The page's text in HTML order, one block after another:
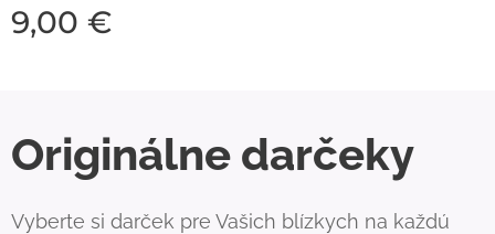
9,00 €
Originálne darčeky
Vyberte si darček pre Vašich blízkych na každú